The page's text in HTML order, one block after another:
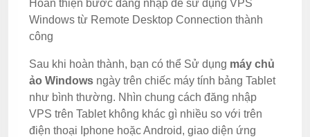
Hoàn thiện bước đăng nhập để sử dụng VPS
Windows từ Remote Desktop Connection thành
công
Sau khi hoàn thành, bạn có thể Sử dụng máy chủ
ảo Windows ngày trên chiếc máy tính bảng Tablet
như bình thường. Nhìn chung cách đăng nhập
VPS trên Tablet không khác gì nhiều so với trên
điện thoại Iphone hoặc Android, giao diện ứng